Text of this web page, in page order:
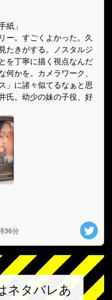
紙」
ー。すごくよかった。久
たきがする。ノスタルジ
を丁寧に描く視点なんだ
何かを。カメラワーク、
」に諸々似てるなぁと思
氏。幼少の妹の子役、好
36分
ネタバレあ